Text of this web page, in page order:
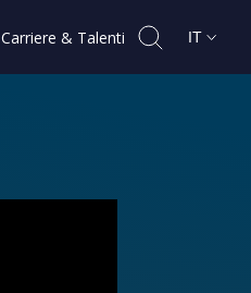
Carriere & Talenti IT